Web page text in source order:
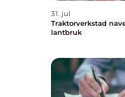
31. jul
Traktorverkstad navet i ett fungerande
lantbruk